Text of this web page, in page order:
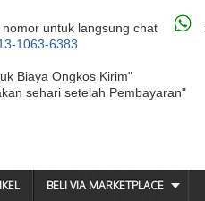
untuk langsung chat
1063-6383
Biaya Ongkos Kirim"
sehari setelah Pembayaran"
BELI VIA MARKETPLACE